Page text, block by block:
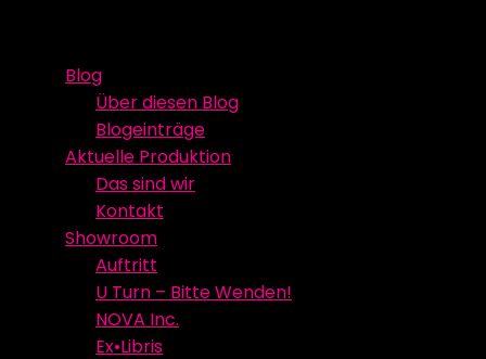
contentBlog
Über diesen Blog
Blogeinträge
Aktuelle Produktion
Das sind wir
Kontakt
Showroom
Auftritt
U Turn – Bitte Wenden!
NOVA Inc.
Ex•Libris